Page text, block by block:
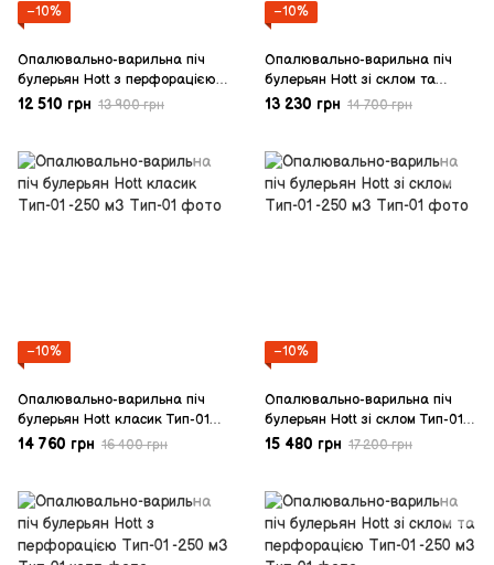
−10%
Опалювально-варильна піч
булерьян Hott з перфорацією
Тип-00 -125 м3
12 510 грн 13 900 грн
−10%
Опалювально-варильна піч
булерьян Hott зі склом та
перфорацією Тип-00 -125 м3
13 230 грн 14 700 грн
−10%
Опалювально-варильна піч
булерьян Hott класик Тип-01
-250 м3
14 760 грн 16 400 грн
−10%
Опалювально-варильна піч
булерьян Hott зі склом Тип-01
-250 м3
15 480 грн 17 200 грн